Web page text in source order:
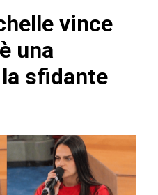
vince
una
sfidante